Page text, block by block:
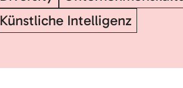
Künstliche Intelligenz